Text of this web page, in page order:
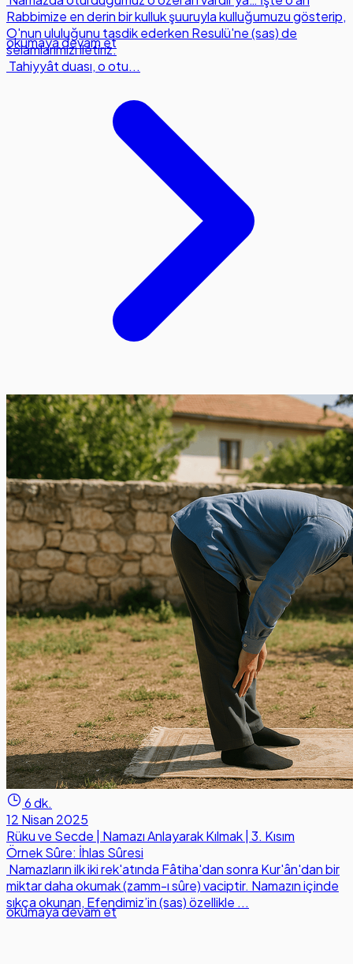
Rabbimize en derin bir kulluk şuuruyla kulluğumuzu gösterip,
O'nun ululuğunu tasdik ederken Resulü'ne (sas) de
selamlarımızı iletiriz.
Tahiyyât duası, o otu...
okumaya devam et
6 dk.
12 Nisan 2025
Rüku ve Secde | Namazı Anlayarak Kılmak | 3. Kısım
Örnek Sûre: İhlas Sûresi
Namazların ilk iki rek'atında Fâtiha'dan sonra Kur'ân'dan bir
miktar daha okumak (zamm-ı sûre) vaciptir. Namazın içinde
sıkça okunan, Efendimiz’in (sas) özellikle ...
okumaya devam et